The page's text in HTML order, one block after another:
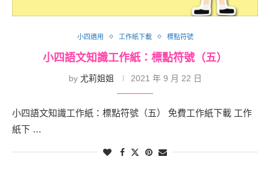
小四適用 工作紙下載 標點符號
小四語文知識工作紙：標點符號（五）
by 尤莉姐姐 2021 年 9 月 22 日
小四語文知識工作紙：標點符號（五） 免費工作紙下載 工作
紙下 …